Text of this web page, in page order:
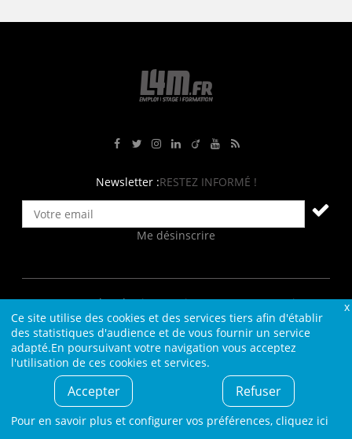
Ce site utilise des cookies et des services tiers afin d'établir
des statistiques d'audience et de vous fournir un service
adapté.En poursuivant votre navigation vous acceptez
l'utilisation de ces cookies et services.
Accepter Refuser
Pour en savoir plus et configurer vos préférences, cliquez ici
Newsletter :RESTEZ INFORMÉ !
Me désinscrire
Contact Plan du site Qui sommes-nous ?
Liens
Charte L4M
Conditions Générales
Cookies et confidentialité
Informations légales
© L4M - 2004-2026 -Tous droits réservés